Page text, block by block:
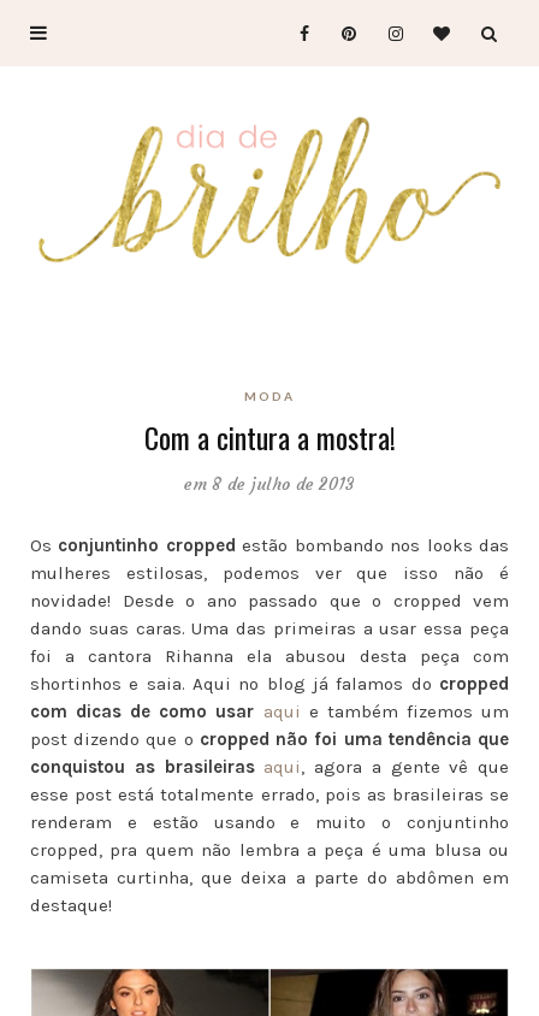
MODA
Com a cintura a mostra!
em 8 de julho de 2013
Os conjuntinho cropped estão bombando nos looks das
mulheres estilosas, podemos ver que isso não é
novidade! Desde o ano passado que o cropped vem
dando suas caras. Uma das primeiras a usar essa peça
foi a cantora Rihanna ela abusou desta peça com
shortinhos e saia. Aqui no blog já falamos do cropped
com dicas de como usar aqui e também fizemos um
post dizendo que o cropped não foi uma tendência que
conquistou as brasileiras aqui, agora a gente vê que
esse post está totalmente errado, pois as brasileiras se
renderam e estão usando e muito o conjuntinho
cropped, pra quem não lembra a peça é uma blusa ou
camiseta curtinha, que deixa a parte do abdômen em
destaque!